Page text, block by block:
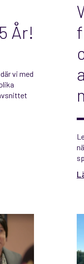
År!
vi med